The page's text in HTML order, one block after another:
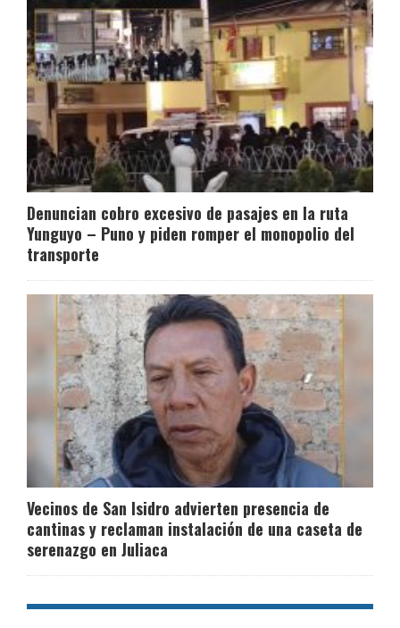
Denuncian cobro excesivo de pasajes en la ruta
Yunguyo – Puno y piden romper el monopolio del
transporte
Vecinos de San Isidro advierten presencia de
cantinas y reclaman instalación de una caseta de
serenazgo en Juliaca